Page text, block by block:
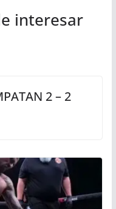
interesar
2 – 2